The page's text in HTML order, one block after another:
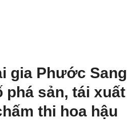
gia Phước Sang
phá sản, tái xuất
thi hoa hậu